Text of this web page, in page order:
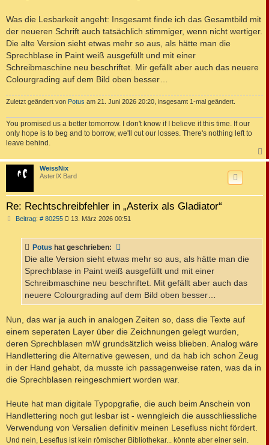
Was die Lesbarkeit angeht: Insgesamt finde ich das Gesamtbild mit
der neueren Schrift auch tatsächlich stimmiger, wenn nicht wertiger.
Die alte Version sieht etwas mehr so aus, als hätte man die
Sprechblase in Paint weiß ausgefüllt und mit einer
Schreibmaschine neu beschriftet. Mir gefällt aber auch das neuere
Colourgrading auf dem Bild oben besser…
Zuletzt geändert von Potus am 21. Juni 2026 20:20, insgesamt 1-mal geändert.
You promised us a better tomorrow. I don't know if I believe it this time. If our
only hope is to beg and to borrow, we'll cut our losses. There's nothing left to
leave behind.
a
WeissNix
AsterIX Bard
Re: Rechtschreibfehler in „Asterix als Gladiator“
Beitrag: # 80255B
r
a
13. März 2026 00:51
Potus hat geschrieben:
Die alte Version sieht etwas mehr so aus, als hätte man die
Sprechblase in Paint weiß ausgefüllt und mit einer
Schreibmaschine neu beschriftet. Mit gefällt aber auch das
neuere Colourgrading auf dem Bild oben besser…
Nun, das war ja auch in analogen Zeiten so, dass die Texte auf
einem seperaten Layer über die Zeichnungen gelegt wurden,
deren Sprechblasen mW grundsätzlich weiss blieben. Analog wäre
Handlettering die Alternative gewesen, und da hab ich schon Zeug
in der Hand gehabt, da musste ich passagenweise raten, was da in
die Sprechblasen reingeschmiert worden war.
Heute hat man digitale Typopgrafie, die auch beim Anschein von
Handlettering noch gut lesbar ist - wenngleich die ausschliessliche
Verwendung von Versalien definitiv meinen Lesefluss nicht fördert.
Und nein, Leseflus ist kein römischer Bibliothekar... könnte aber einer sein.